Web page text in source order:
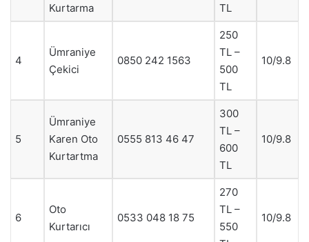
Kurtarma
TL
4
Ümraniye
Çekici
0850 242 1563
250
TL –
500
TL
10/9.8
5
Ümraniye
Karen Oto
Kurtartma
0555 813 46 47
300
TL –
600
TL
10/9.8
6
Oto
Kurtarıcı
0533 048 18 75
270
TL –
550
10/9.8